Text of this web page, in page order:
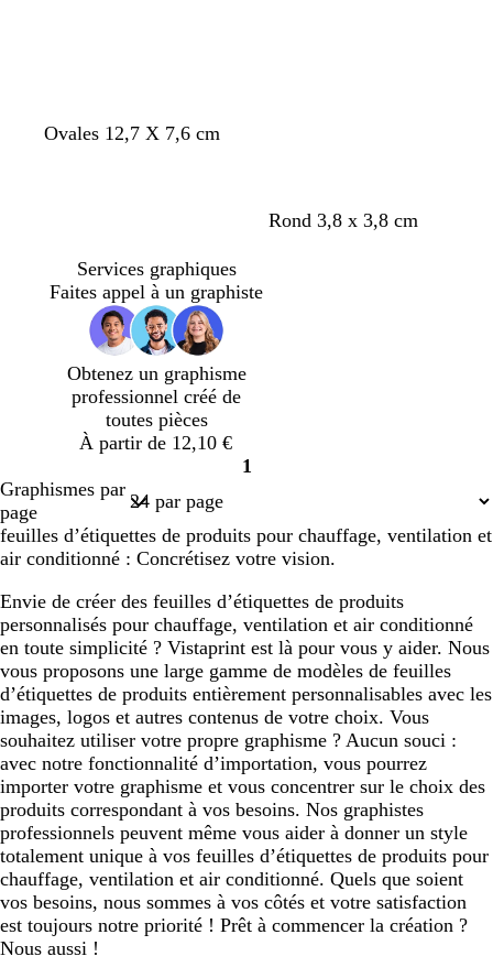
b
a
v
a
Ovales 12,7 X 7,6 cm
a
v
Rond 3,8 x 3,8 cm
Services graphiques
Faites appel à un graphiste
Obtenez un graphisme
professionnel créé de
toutes pièces
À partir de 12,10 €
Page
1
Graphismes par
page
feuilles d’étiquettes de produits pour chauffage, ventilation et
air conditionné : Concrétisez votre vision.
Envie de créer des feuilles d’étiquettes de produits
personnalisés pour chauffage, ventilation et air conditionné
en toute simplicité ? Vistaprint est là pour vous y aider. Nous
vous proposons une large gamme de modèles de feuilles
d’étiquettes de produits entièrement personnalisables avec les
images, logos et autres contenus de votre choix. Vous
souhaitez utiliser votre propre graphisme ? Aucun souci :
avec notre fonctionnalité d’importation, vous pourrez
importer votre graphisme et vous concentrer sur le choix des
produits correspondant à vos besoins. Nos graphistes
professionnels peuvent même vous aider à donner un style
totalement unique à vos feuilles d’étiquettes de produits pour
chauffage, ventilation et air conditionné. Quels que soient
vos besoins, nous sommes à vos côtés et votre satisfaction
est toujours notre priorité ! Prêt à commencer la création ?
Nous aussi !